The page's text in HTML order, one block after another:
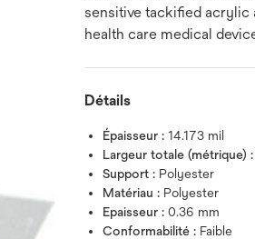
sensitive tackified acrylic
health care medical
Détails
Épaisseur :14.173 mil
Largeur totale (métrique)
Support : Polyester
Matériau : Polyester
Epaisseur :0.36 mm
Conformabilité : Faible